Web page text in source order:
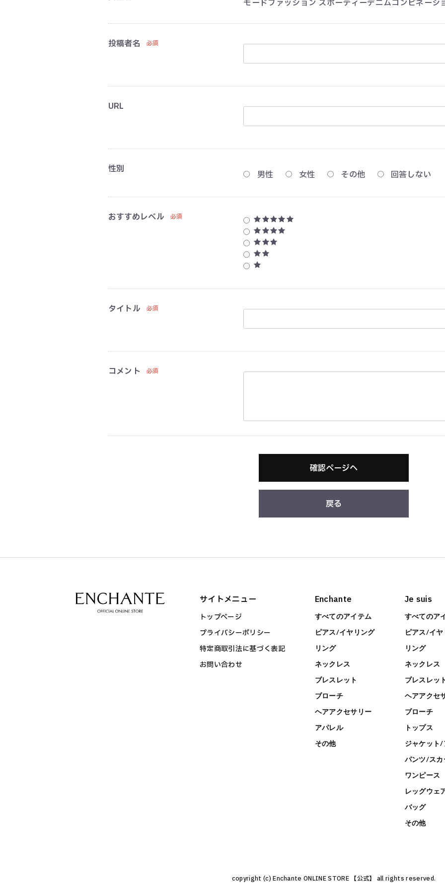
ブローチ
ネックレス
ブレスレット
モードファッション スポーティーデニムコンビネーシ
投稿者名 必須
URL
性別 男性 女性 その他 回答しない
おすすめレベル 必須
★★★★★
★★★★
★★★
★★
★
タイトル 必須
コメント 必須
確認ページへ
戻る
サイトメニュー
トップページ
プライバシーポリシー
特定商取引法に基づく表記
お問い合わせ
Enchante
すべてのアイテム
ピアス/イヤリング
リング
ネックレス
ブレスレット
ブローチ
ヘアアクセサリー
アパレル
その他
Je suis
すべてのア
ピアス/イヤ
リング
ネックレス
ブレスレッ
ヘアアクセ
ブローチ
トップス
ジャケット/
パンツ/スカ
ワンピース
レッグウェ
バッグ
その他
copyright (c) Enchante ONLINE STORE 【公式】 all rights reserved.